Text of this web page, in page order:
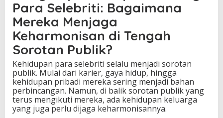
Para Selebriti: Bagaimana
Mereka Menjaga
Keharmonisan di Tengah
Sorotan Publik?
Kehidupan para selebriti selalu menjadi sorotan
publik. Mulai dari karier, gaya hidup, hingga
kehidupan pribadi mereka sering menjadi bahan
perbincangan. Namun, di balik sorotan publik yang
terus mengikuti mereka, ada kehidupan keluarga
yang juga perlu dijaga keharmonisannya.